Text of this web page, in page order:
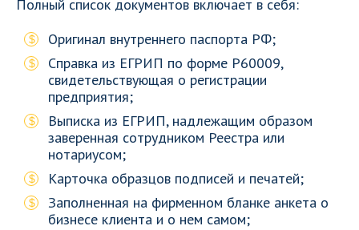
Полный список документов включает в себя:
Оригинал внутреннего паспорта РФ;
Справка из ЕГРИП по форме Р60009,
свидетельствующая о регистрации
предприятия;
Выписка из ЕГРИП, надлежащим образом
заверенная сотрудником Реестра или
нотариусом;
Карточка образцов подписей и печатей;
Заполненная на фирменном бланке анкета о
бизнесе клиента и о нем самом;